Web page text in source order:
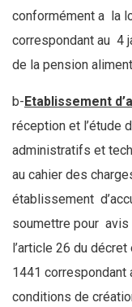
conformément a la
correspondant au 4
de la pension
b-Etablissement
réception et l’étude
administratifs et
au cahier des
établissement
soumettre pour avis
l’article 26 du
1441 correspondant
conditions de